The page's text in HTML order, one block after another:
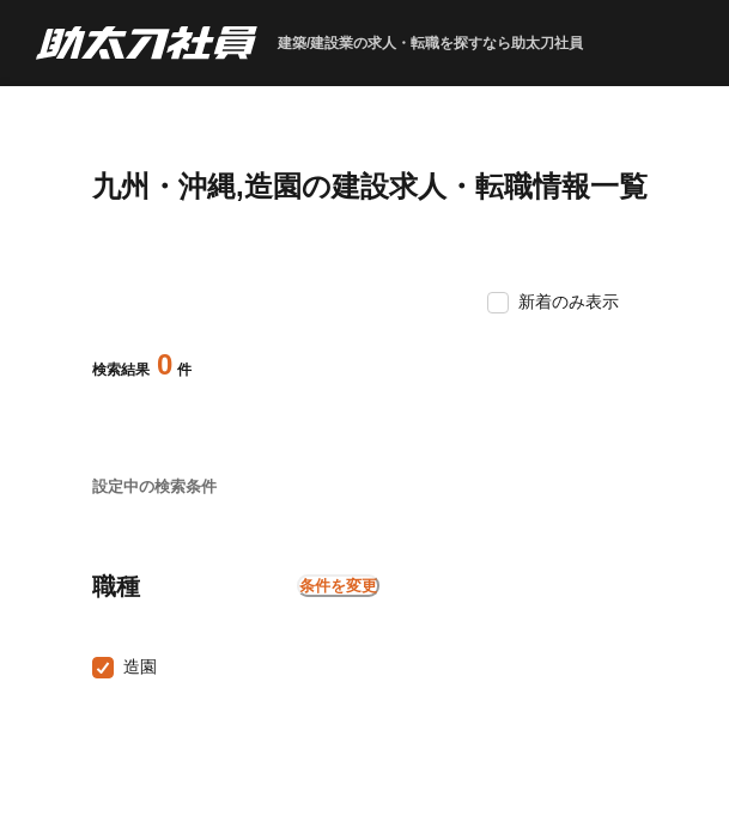
建築/建設業の求人・転職を探すなら助太刀社員
九州・沖縄,造園の建設求人・転職情報一覧
検索結果 0 件
設定中の検索条件
職種 条件を変更
造園
新着のみ表示